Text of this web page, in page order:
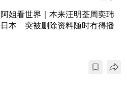
姐看世界｜本来汪明荃周奕玮
本 突被删除资料随时冇得播